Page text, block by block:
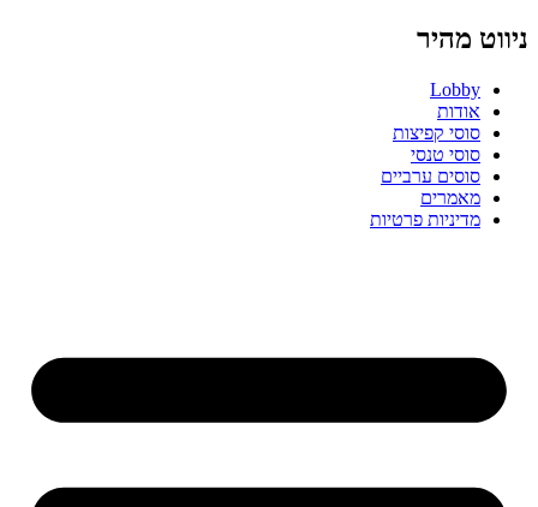
ניווט מהיר
Lobby
אודות
סוסי קפיצות
סוסי טנסי
סוסים ערביים
מאמרים
מדיניות פרטיות